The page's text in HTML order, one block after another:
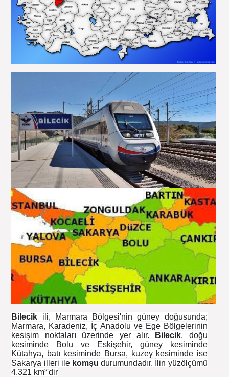
Bilecik ili, Marmara Bölgesi'nin güney doğusunda;
Marmara, Karadeniz, İç Anadolu ve Ege Bölgelerinin
kesişim noktaları üzerinde yer alır.
Bilecik, doğu
kesiminde Bolu ve Eskişehir, güney kesiminde
Kütahya, batı kesiminde Bursa, kuzey kesiminde ise
Sakarya illeri ile komşu durumundadır. İlin yüzölçümü
4.321 km²'dir